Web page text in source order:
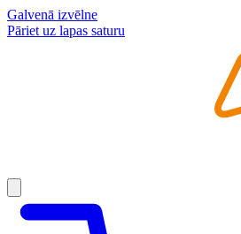
Galvenā izvēlne
Pāriet uz lapas saturu